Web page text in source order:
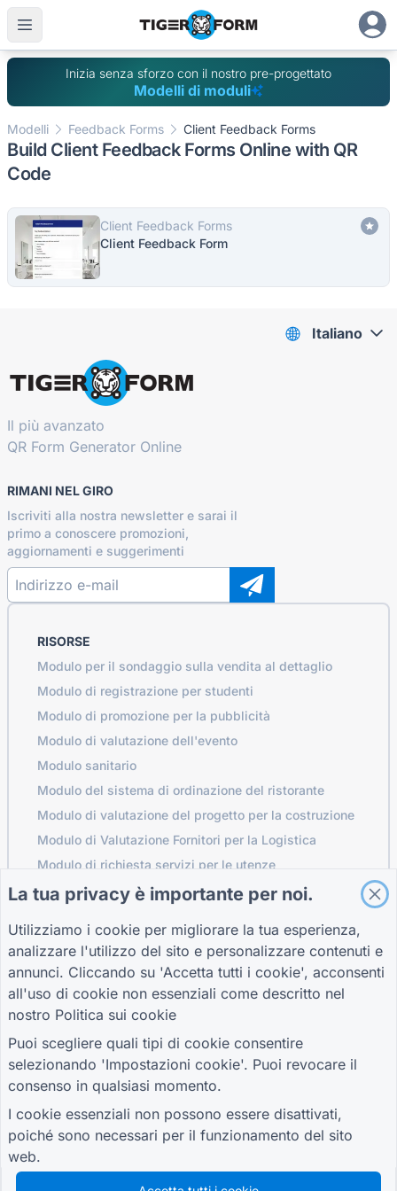
Inizia senza sforzo con il nostro pre-progettato
Modelli di moduli
Modelli Feedback Forms Client Feedback Forms
Build Client Feedback Forms Online with QR
Code
Client Feedback Forms
Client Feedback Form
Il più avanzato
QR Form Generator Online
RIMANI NEL GIRO
Iscriviti alla nostra newsletter e sarai il
primo a conoscere promozioni,
aggiornamenti e suggerimenti
RISORSE
Modulo per il sondaggio sulla vendita al dettaglio
Modulo di registrazione per studenti
Modulo di promozione per la pubblicità
Modulo di valutazione dell'evento
Modulo sanitario
Modulo del sistema di ordinazione del ristorante
Modulo di valutazione del progetto per la costruzione
Modulo di Valutazione Fornitori per la Logistica
Modulo di richiesta servizi per le utenze
Modulo di coinvolgimento del cliente
UNISCITI ALLA COMUNITÀ
Centro assistenza
Blog
TIGER FORM Guida
AZIENDA
Chi siamo
Contattaci
TERMINI
Termini
politica sulla
Impostazioni cookie
Italiano
La tua privacy è importante per noi.
Utilizziamo i cookie per migliorare la tua esperienza,
analizzare l'utilizzo del sito e personalizzare contenuti e
annunci. Cliccando su 'Accetta tutti i cookie', acconsenti
all'uso di cookie non essenziali come descritto nel
nostro Politica sui cookie
Puoi scegliere quali tipi di cookie consentire
selezionando 'Impostazioni cookie'. Puoi revocare il
consenso in qualsiasi momento.
I cookie essenziali non possono essere disattivati,
poiché sono necessari per il funzionamento del sito
web.